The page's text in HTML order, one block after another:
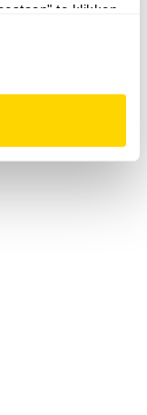
te klikken.